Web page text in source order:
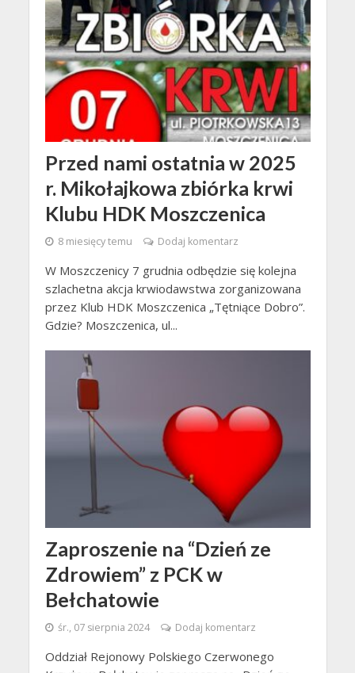
Przed nami ostatnia w 2025
r. Mikołajkowa zbiórka krwi
Klubu HDK Moszczenica
8 miesięcy temu Dodaj komentarz
W Moszczenicy 7 grudnia odbędzie się kolejna
szlachetna akcja krwiodawstwa zorganizowana
przez Klub HDK Moszczenica „Tętniące Dobro”.
Gdzie? Moszczenica, ul...
Zaproszenie na “Dzień ze
Zdrowiem” z PCK w
Bełchatowie
śr., 07 sierpnia 2024 Dodaj komentarz
Oddział Rejonowy Polskiego Czerwonego